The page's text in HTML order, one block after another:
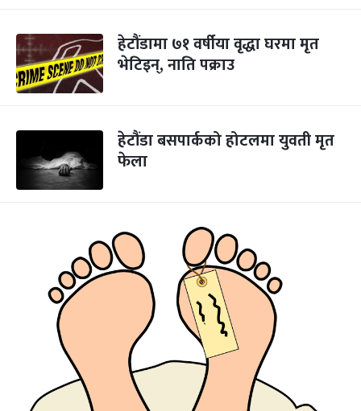
हेटौंडामा ७१ वर्षीया वृद्धा घरमा मृत
भेटिइन्, नाति पक्राउ
हेटौंडा बसपार्कको होटलमा युवती मृत
फेला